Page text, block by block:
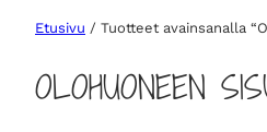
Etusivu / Tuotteet avainsanalla
OLOHUONEEN